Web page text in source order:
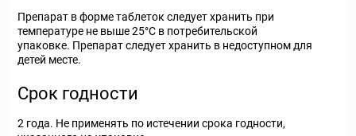
Препарат в форме таблеток следует хранить при
температуре не выше 25°C в потребительской
упаковке. Препарат следует хранить в недоступном для
детей месте.
Срок годности
2 года. Не применять по истечении срока годности,